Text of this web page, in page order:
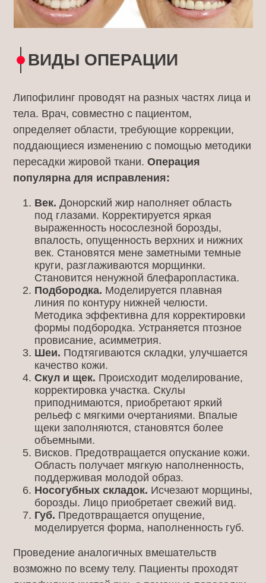
ВИДЫ ОПЕРАЦИИ
Липофилинг проводят на разных частях лица и
тела. Врач, совместно с пациентом,
определяет области, требующие коррекции,
поддающиеся изменению с помощью методики
пересадки жировой ткани.Операция
популярна для исправления:
Век. Донорский жир наполняет область
под глазами. Корректируется яркая
выраженность носослезной борозды,
впалость, опущенность верхних и нижних
век. Становятся мене заметными темные
круги, разглаживаются морщинки.
Становится ненужной блефаропластика.
Подбородка. Моделируется плавная
линия по контуру нижней челюсти.
Методика эффективна для корректировки
формы подбородка. Устраняется птозное
провисание, асимметрия.
Шеи. Подтягиваются складки, улучшается
качество кожи.
Скул и щек. Происходит моделирование,
корректировка участка. Скулы
приподнимаются, приобретают яркий
рельеф с мягкими очертаниями. Впалые
щеки заполняются, становятся более
объемными.
Висков. Предотвращается опускание кожи.
Область получает мягкую наполненность,
поддерживая молодой образ.
Носогубных складок. Исчезают морщины,
борозды. Лицо приобретает свежий вид.
Губ. Предотвращается опущение,
моделируется форма, наполненность губ.
Проведение аналогичных вмешательств
возможно по всему телу. Пациенты проходят